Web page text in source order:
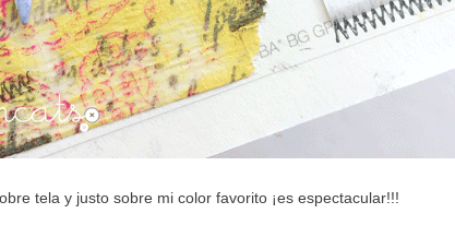
tela y justo sobre mi color favorito ¡es espectacular!!!